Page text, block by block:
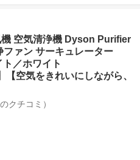
空気清浄機 Dyson Purifier
ァン サーキュレーター
／ホワイト
【空気をきれいにしながら、
クチコミ）